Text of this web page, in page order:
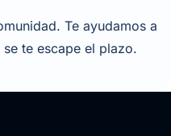
Te ayudamos a
te escape el plazo.